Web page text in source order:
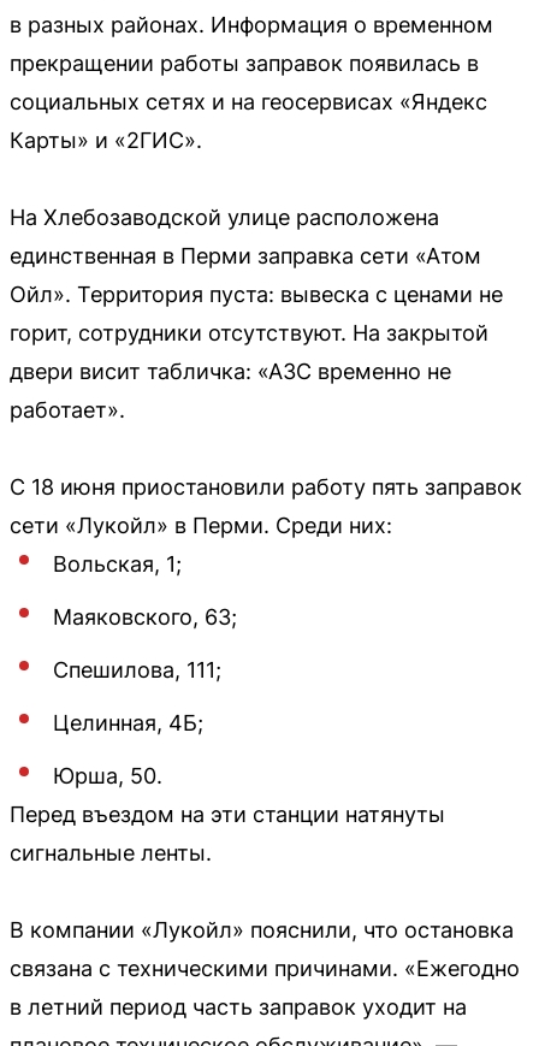
в разных районах. Информация о временном
прекращении работы заправок появилась в
социальных сетях и на геосервисах «Яндекс
Карты» и «2ГИС».
На Хлебозаводской улице расположена
единственная в Перми заправка сети «Атом
Ойл». Территория пуста: вывеска с ценами не
горит, сотрудники отсутствуют. На закрытой
двери висит табличка: «АЗС временно не
работает».
С 18 июня приостановили работу пять заправок
сети «Лукойл» в Перми. Среди них:
Вольская, 1;
Маяковского, 63;
Спешилова, 111;
Целинная, 4Б;
Юрша, 50.
Перед въездом на эти станции натянуты
сигнальные ленты.
В компании «Лукойл» пояснили, что остановка
связана с техническими причинами. «Ежегодно
в летний период часть заправок уходит на